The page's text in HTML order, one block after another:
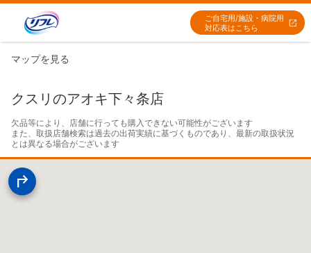
ご自宅用/施設・病院用
対応表はこちら
マップを見る
クスリのアオキ下々条店
欠品等により、店舗に行っても購入できない可能性がございます
また、取扱店舗検索は過去の出荷実績に基づくものであり、最新の取扱状況
とは異なる場合がございます